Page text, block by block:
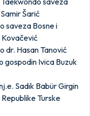
Šarić
saveza Bosne i
dr. Hasan Tanović
gospodin Ivica Buzuk
Sadık Babür Girgin
Turske